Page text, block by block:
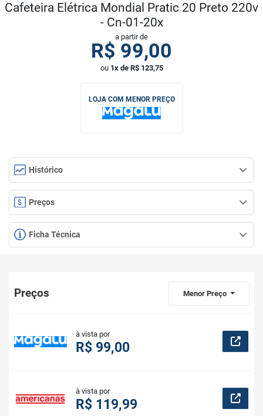
Cafeteira Elétrica Mondial Pratic 20 Preto 220v
- Cn-01-20x
a partir de
R$ 99,00
ou 1x de R$ 123,75
LOJA COM MENOR PREÇO
Histórico
Preços
Ficha Técnica
Preços Menor Preço
à vista por
R$ 99,00
à vista por
R$ 119,99